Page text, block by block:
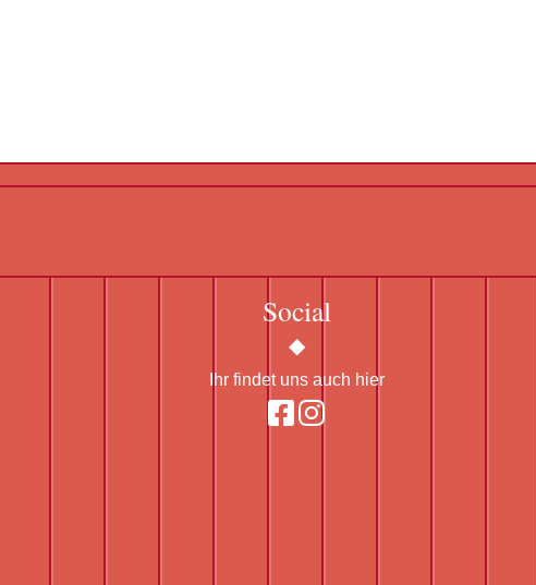
Social
Ihr findet uns auch hier